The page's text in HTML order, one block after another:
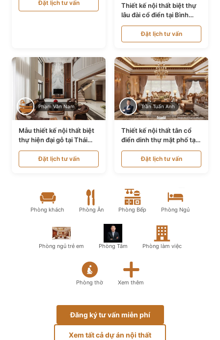
Đặt lịch tư vấn
Thiết kế nội thất biệt thự
lâu đài cổ điển tại Bình
Thuận NT21128
Đặt lịch tư vấn
Phạm Văn Nam
Mẫu thiết kế nội thất biệt
thự hiện đại gỗ tại Thái
Bình NT9188719
Đặt lịch tư vấn
Trần Tuấn Anh
Thiết kế nội thất tân cổ
điển dinh thự mặt phố tại
Quảng Ninh NT24531
Đặt lịch tư vấn
Phòng khách Phòng Ăn Phòng Bếp Phòng Ngủ
Phòng ngủ trẻ em Phòng Tắm Phòng làm việc
Phòng thờ Xem thêm
Đăng ký tư vấn miễn phí
Xem tất cả dự án nội thất